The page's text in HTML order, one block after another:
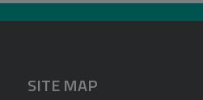
SITE MAP